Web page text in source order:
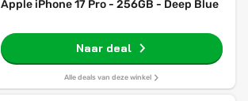
Apple iPhone 17 Pro - 256GB - Deep Blue
Naar deal
Alle deals van deze winkel